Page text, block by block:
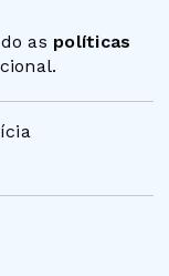
as políticas